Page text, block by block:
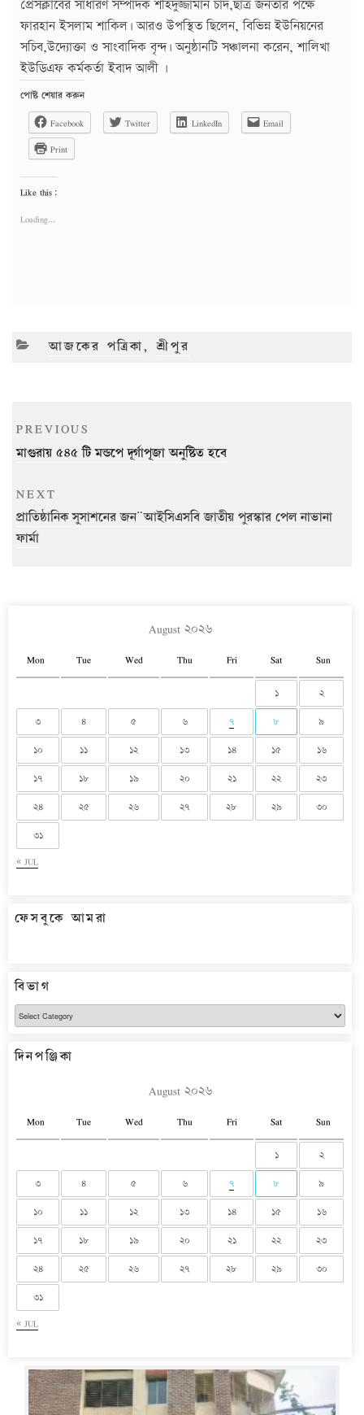
প্রেসক্লাবের সাধারণ সম্পাদক শহিদুজ্জামান চাঁদ,ছাত্র জনতার পক্ষে
ফারহান ইসলাম শাকিল৷ আরও উপস্থিত ছিলেন, বিভিন্ন ইউনিয়নের
সচিব,উদ্যোক্তা ও সাংবাদিক বৃন্দ৷ অনুষ্ঠানটি সঞ্চালনা করেন, শালিখা
ইউডিএফ কর্মকর্তা ইবাদ আলী ৷
পোষ্ট শেয়ার করুন
Facebook
Twitter LinkedIn
Email
Print
Like this:
Loading...
CATEGORIES
আজকের পত্রিকা,শ্রীপুর
Post
navigation
Previous
Post
PREVIOUS
মাগুরায় ৫৪৫ টি মন্ডপে দূর্গাপূজা অনুষ্টিত হবে
Next
Post
NEXT
প্রাতিষ্ঠানিক সুসাশনের জন ̈ আইসিএসবি জাতীয় পুরস্কার পেল নাভানা
ফার্মা
August ২০২৬
Mon Tue Wed Thu Fri Sat Sun
« JUL
১ ২
৩ ৪ ৫ ৬ ৭ ৮ ৯
১০ ১১ ১২ ১৩ ১৪ ১৫ ১৬
১৭ ১৮ ১৯ ২০ ২১ ২২ ২৩
২৪ ২৫ ২৬ ২৭ ২৮ ২৯ ৩০
৩১
ফেসবুকে আমরা
বিভাগ
বিভাগ
দিনপঞ্জিকা
August ২০২৬
Mon Tue Wed Thu Fri Sat Sun
« JUL
১ ২
৩ ৪ ৫ ৬ ৭ ৮ ৯
১০ ১১ ১২ ১৩ ১৪ ১৫ ১৬
১৭ ১৮ ১৯ ২০ ২১ ২২ ২৩
২৪ ২৫ ২৬ ২৭ ২৮ ২৯ ৩০
৩১